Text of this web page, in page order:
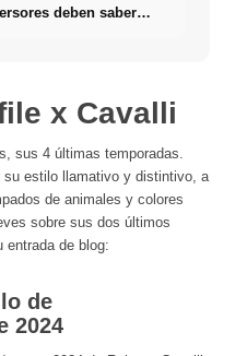
deben saber
x Cavalli
sus 4 últimas temporadas.
su estilo llamativo y distintivo, a
de animales y colores
sobre sus dos últimos
entrada de blog:
de
2024